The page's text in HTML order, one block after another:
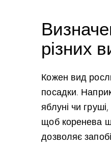
різних
Кожен вид
посадки.
яблуні чи
щоб коренева
дозволяє